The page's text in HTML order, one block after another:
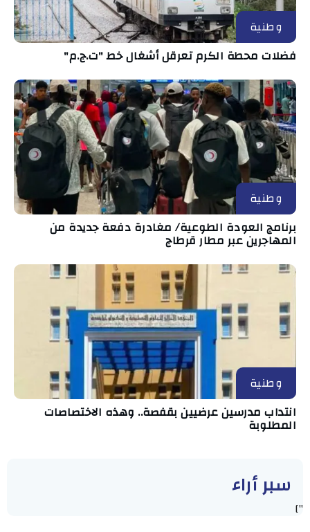
وطنية
فضلات محطة الكرم تعرقل أشغال خط "ت.ج.م"
وطنية
برنامج العودة الطوعية/ مغادرة دفعة جديدة من
المهاجرين عبر مطار قرطاج
وطنية
انتداب مدرسين عرضيين بقفصة.. وهذه الاختصاصات
المطلوبة
سبر أراء
"]